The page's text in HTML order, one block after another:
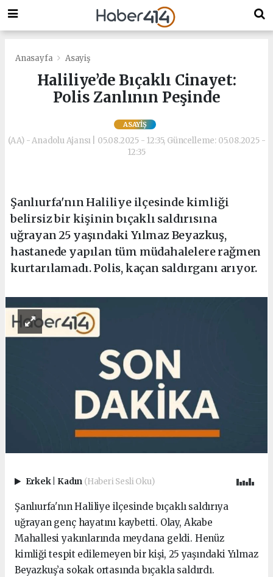
Anasayfa Asayiş
Haliliye’de Bıçaklı Cinayet:
Polis Zanlının Peşinde
ASAYIŞ
(AA) - Anadolu Ajansı | 05.08.2025 - 12:35, Güncelleme: 05.08.2025 -
12:35
Şanlıurfa'nın Haliliye ilçesinde kimliği
belirsiz bir kişinin bıçaklı saldırısına
uğrayan 25 yaşındaki Yılmaz Beyazkuş,
hastanede yapılan tüm müdahalelere rağmen
kurtarılamadı. Polis, kaçan saldırganı arıyor.
Erkek Kadın (Haberi Sesli Oku)
Şanlıurfa'nın Haliliye ilçesinde bıçaklı saldırıya
uğrayan genç hayatını kaybetti. Olay, Akabe
Mahallesi yakınlarında meydana geldi. Henüz
kimliği tespit edilemeyen bir kişi, 25 yaşındaki Yılmaz
Beyazkuş’a sokak ortasında bıçakla saldırdı.